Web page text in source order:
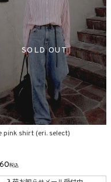
pink shirt (eri. select)
税込